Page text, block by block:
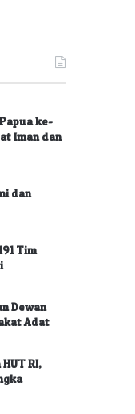
ke-
Iman dan
dan
Tim
Dewan
Adat
RI,